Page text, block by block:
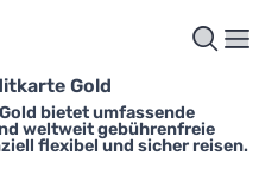
Gold
bietet umfassende
weltweit gebührenfreie
flexibel und sicher reisen.